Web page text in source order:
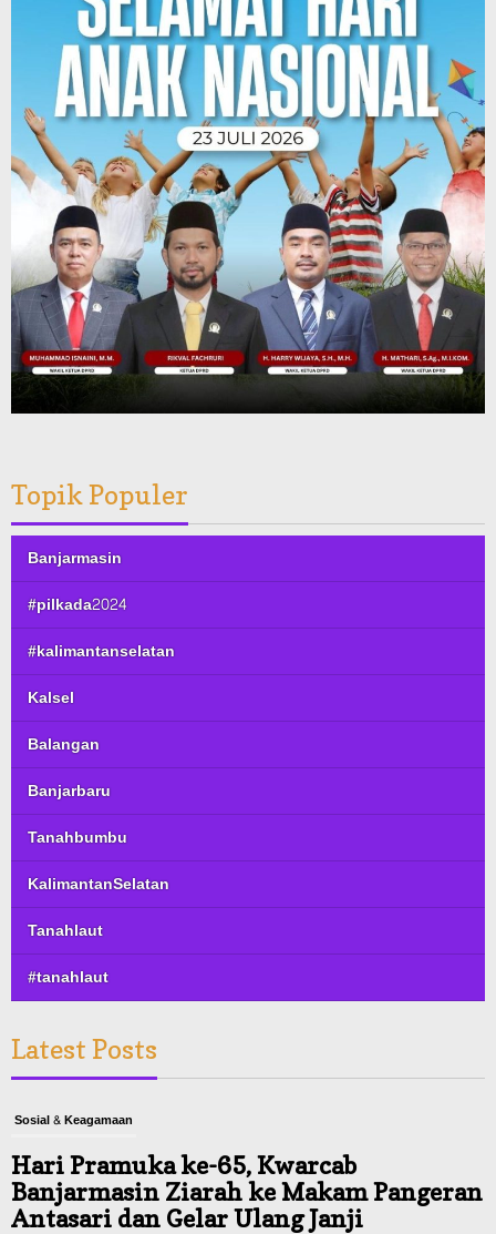
Topik Populer
Banjarmasin
#pilkada2024
#kalimantanselatan
Kalsel
Balangan
Banjarbaru
Tanahbumbu
KalimantanSelatan
Tanahlaut
#tanahlaut
Latest Posts
Sosial & Keagamaan
Hari Pramuka ke-65, Kwarcab
Banjarmasin Ziarah ke Makam Pangeran
Antasari dan Gelar Ulang Janji